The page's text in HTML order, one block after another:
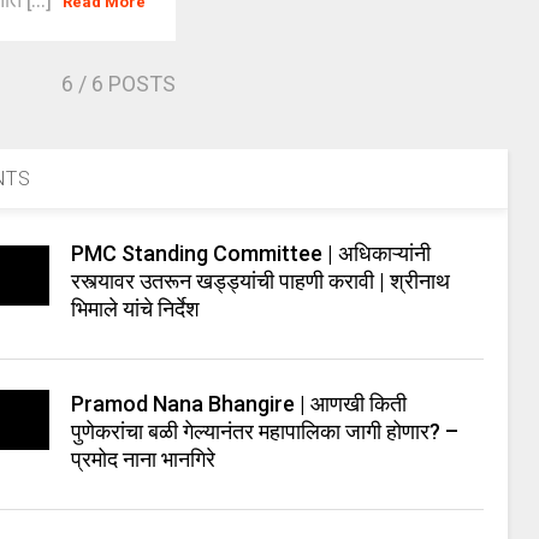
6 / 6 POSTS
PMC Standing Committee | अधिकाऱ्यांनी
रस्त्यावर उतरून खड्ड्यांची पाहणी करावी | श्रीनाथ
भिमाले यांचे निर्देश
Pramod Nana Bhangire | आणखी किती
पुणेकरांचा बळी गेल्यानंतर महापालिका जागी होणार? –
प्रमोद नाना भानगिरे